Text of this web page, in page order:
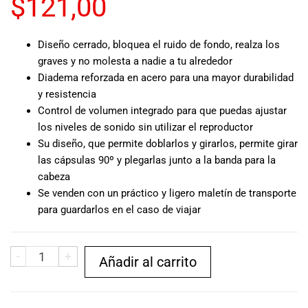
de expertos en
música está
ayudarte a
instrumento o
equipo de
audio
adecuado para
mejor servicio
al cliente
ofrecemos
precios
$121,00
Diseño cerrado, bloquea el ruido de fondo, realza los
graves y no molesta a nadie a tu alrededor
Diadema reforzada en acero para una mayor durabilidad
y resistencia
Control de volumen integrado para que puedas ajustar
los niveles de sonido sin utilizar el reproductor
Su diseño, que permite doblarlos y girarlos, permite girar
las cápsulas 90º y plegarlas junto a la banda para la
cabeza
Se venden con un práctico y ligero maletín de transporte
para guardarlos en el caso de viajar
- + Añadir al carrito